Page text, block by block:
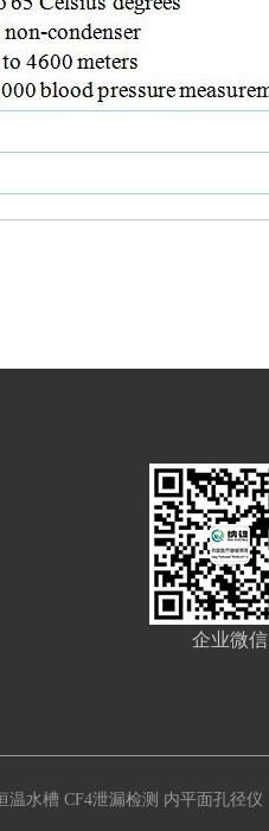
企业微信
温水槽 CF4泄漏检测 内平面孔径仪